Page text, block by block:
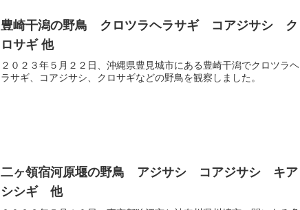
豊崎干潟の野鳥 クロツラヘラサギ コアジサシ ク
ロサギ 他
２０２３年５月２２日、沖縄県豊見城市にある豊崎干潟でクロツラヘ
ラサギ、コアジサシ、クロサギなどの野鳥を観察しました。
二ヶ領宿河原堰の野鳥 アジサシ コアジサシ キア
シシギ 他